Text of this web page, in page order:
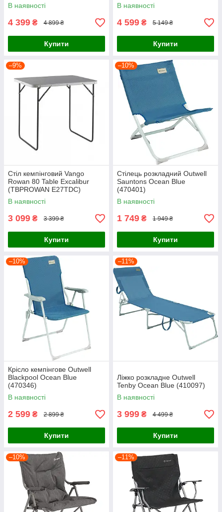
В наявності
4 399 ₴ 4 899 ₴
Купити
В наявності
4 599 ₴ 5 149 ₴
Купити
–9%
Стіл кемпінговий Vango
Rowan 80 Table Excalibur
(TBPROWAN E27TDC)
В наявності
3 099 ₴ 3 399 ₴
Купити
–10%
Стілець розкладний Outwell
Sauntons Ocean Blue
(470401)
В наявності
1 749 ₴ 1 949 ₴
Купити
–10%
Крісло кемпінгове Outwell
Blackpool Ocean Blue
(470346)
В наявності
2 599 ₴ 2 899 ₴
Купити
–11%
Ліжко розкладне Outwell
Tenby Ocean Blue (410097)
В наявності
3 999 ₴ 4 499 ₴
Купити
–10% –11%